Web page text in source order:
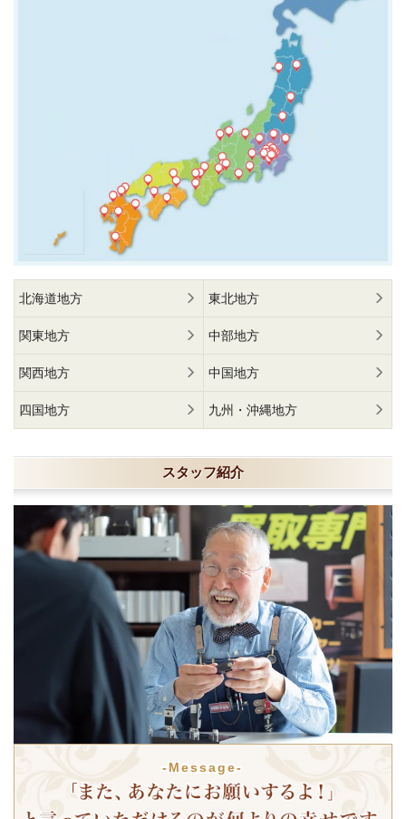
北海道地方 東北地方
関東地方 中部地方
関西地方 中国地方
四国地方 九州・沖縄地方
スタッフ紹介
-Message-